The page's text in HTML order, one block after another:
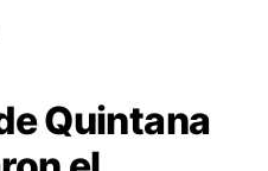
Quintana